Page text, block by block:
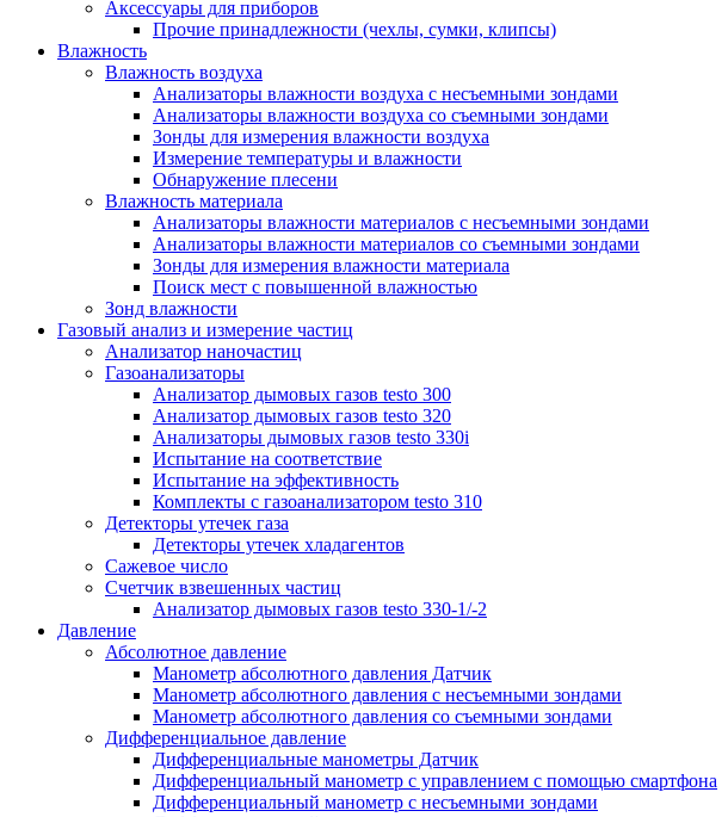
Аксесcуары для приборов
Прочие принадлежности (чехлы, сумки, клипсы)
Влажность
Влажность воздуха
Анализаторы влажности воздуха с несъемными зондами
Анализаторы влажности воздуха со съемными зондами
Зонды для измерения влажности воздуха
Измерение температуры и влажности
Обнаружение плесени
Влажность материала
Анализаторы влажности материалов с несъемными зондами
Анализаторы влажности материалов со съемными зондами
Зонды для измерения влажности материала
Поиск мест с повышенной влажностью
Зонд влажности
Газовый анализ и измерение частиц
Анализатор наночастиц
Газоанализаторы
Анализатор дымовых газов testo 300
Анализатор дымовых газов testo 320
Анализаторы дымовых газов testo 330i
Испытание на соответствие
Испытание на эффективность
Комплекты с газоанализатором testo 310
Детекторы утечек газа
Детекторы утечек хладагентов
Сажевое число
Счетчик взвешенных частиц
Анализатор дымовых газов testo 330-1/-2
Давление
Абсолютное давление
Манометр абсолютного давления Датчик
Манометр абсолютного давления с несъемными зондами
Манометр абсолютного давления со съемными зондами
Дифференциальное давление
Дифференциальные манометры Датчик
Дифференциальный манометр c управлением с помощью смартфона
Дифференциальный манометр с несъемными зондами